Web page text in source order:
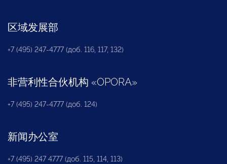
区域发展部
+7 (495) 247-4777 (доб. 116, 117, 132)
非营利性合伙机构 «OPORA»
+7 (495) 247-4777 (доб. 124)
新闻办公室
+7 (495) 247 4777 (доб. 115, 114, 113)